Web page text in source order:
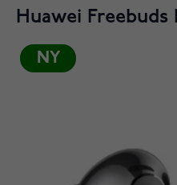
Huawei Freebuds
NY